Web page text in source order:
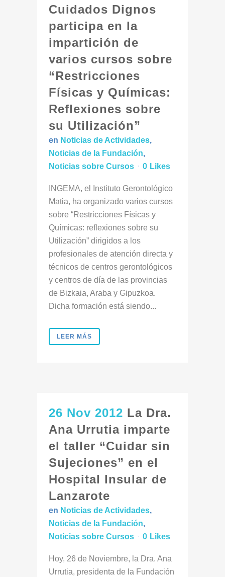
Cuidados Dignos
participa en la
impartición de
varios cursos sobre
“Restricciones
Físicas y Químicas:
Reflexiones sobre
su Utilización”
en Noticias de Actividades,
Noticias de la Fundación,
Noticias sobre Cursos
0 Likes
INGEMA, el Instituto Gerontológico
Matia, ha organizado varios cursos
sobre “Restricciones Físicas y
Químicas: reflexiones sobre su
Utilización” dirigidos a los
profesionales de atención directa y
técnicos de centros gerontológicos
y centros de día de las provincias
de Bizkaia, Araba y Gipuzkoa.
Dicha formación está siendo...
LEER MÁS
26 Nov 2012 La Dra.
Ana Urrutia imparte
el taller “Cuidar sin
Sujeciones” en el
Hospital Insular de
Lanzarote
en Noticias de Actividades,
Noticias de la Fundación,
Noticias sobre Cursos
0 Likes
Hoy, 26 de Noviembre, la Dra. Ana
Urrutia, presidenta de la Fundación